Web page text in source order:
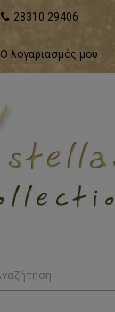
28310 29406
Ο λογαριασμός μου